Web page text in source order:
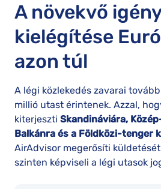
A növekvő igény
kielégítése
azon túl
A légi közlekedés zavarai
millió utast érintenek. Azzal,
kiterjeszti Skandináviára,
Balkánra és a Földközi-tenger
AirAdvisor megerősíti
szinten képviseli a légi utasok